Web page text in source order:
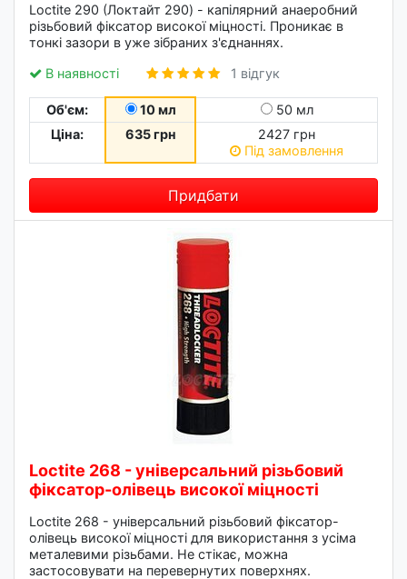
Loctite 290 (Локтайт 290) - капілярний анаеробний
різьбовий фіксатор високої міцності. Проникає в
тонкі зазори в уже зібраних з'єднаннях.
В наявності
1 відгук
Об'єм: 10 мл
50 мл
Ціна:
635 грн
2427 грн
Під замовлення
Придбати
Loctite 268 - універсальний різьбовий
фіксатор-олівець високої міцності
Loctite 268 - універсальний різьбовий фіксатор-
олівець високої міцності для використання з усіма
металевими різьбами. Не стікає, можна
застосовувати на перевернутих поверхнях.